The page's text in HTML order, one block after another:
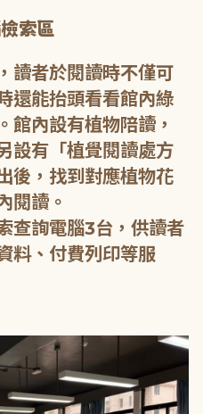
索區
讀者於閱讀時不僅可
還能抬頭看看館內綠
館內設有植物陪讀，
設有「植覺閱讀處方
後，找到對應植物花
閱讀。
查詢電腦3台，供讀者
料、付費列印等服